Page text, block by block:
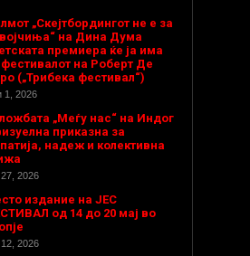
„Скејтбордингот не е за
на Дина Дума
премиера ќе ја има
на Роберт Де
(„Трибека фестивал“)
1, 2026
„Меѓу нас“ на Индог
приказна за
надеж и колективна
27, 2026
издание на ЈЕС
од 14 до 20 мај во
12, 2026